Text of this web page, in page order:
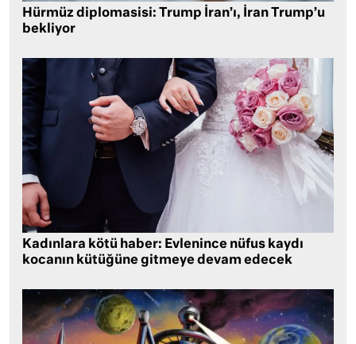
Hürmüz diplomasisi: Trump İran’ı, İran Trump’u
bekliyor
Kadınlara kötü haber: Evlenince nüfus kaydı
kocanın kütüğüne gitmeye devam edecek